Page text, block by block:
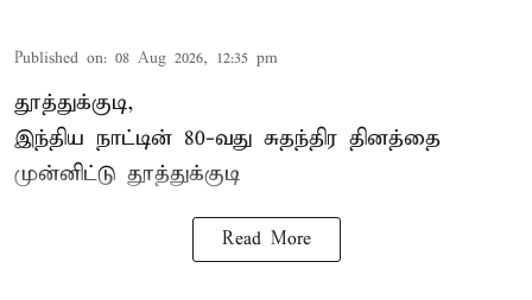
Published on: 08 Aug 2026, 12:35 pm
தூத்துக்குடி,
இந்திய நாட்டின் 80-வது சுதந்திர தினத்தை
முன்னிட்டு தூத்துக்குடி
Read More